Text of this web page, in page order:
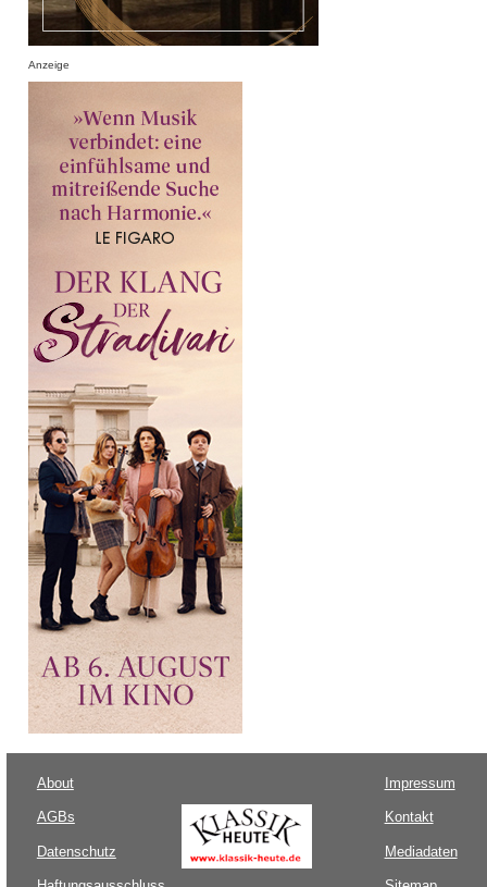
Anzeige
About
AGBs
Datenschutz
Impressum
Kontakt
Mediadaten